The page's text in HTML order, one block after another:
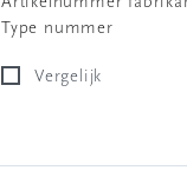
Type nummer
Vergelijk